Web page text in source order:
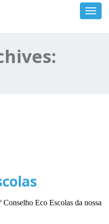
Eco Escolas da nossa